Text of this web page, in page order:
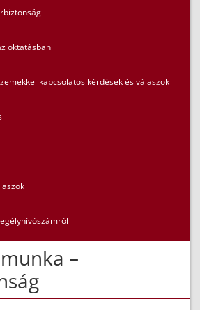
oktatásban
kapcsolatos kérdések és válaszok
–